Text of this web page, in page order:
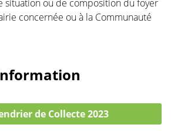
situation ou de composition du foyer
concernée ou à la Communauté
de Collecte 2023